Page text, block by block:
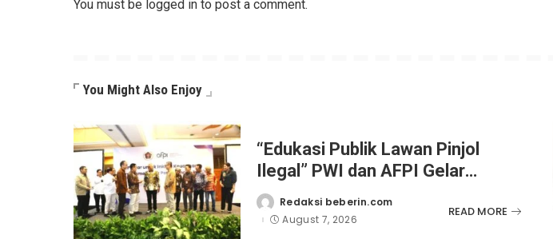
You must be logged in to post a comment.
You Might Also Enjoy
“Edukasi Publik Lawan Pinjol
Ilegal” PWI dan AFPI Gelar
Workshop Jurnalistik
Posted
by
Redaksi beberin.com
August 7, 2026
READ MORE